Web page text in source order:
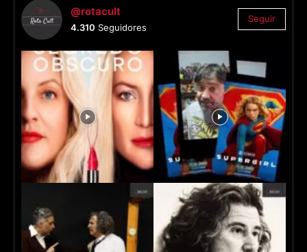
@rotacult
4.310 Seguidores
Seguir